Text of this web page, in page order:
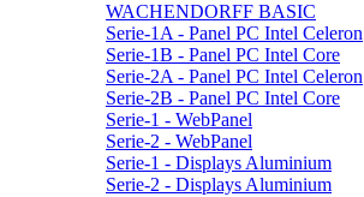
WACHENDORFF BASIC
Serie-1A - Panel PC Intel Celeron
Serie-1B - Panel PC Intel Core
Serie-2A - Panel PC Intel Celeron
Serie-2B - Panel PC Intel Core
Serie-1 - WebPanel
Serie-2 - WebPanel
Serie-1 - Displays Aluminium
Serie-2 - Displays Aluminium